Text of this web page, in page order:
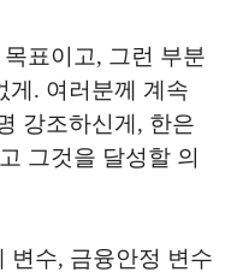
표이고, 그런 부분
게. 여러분께 계속
강조하신게, 한은
그것을 달성할 의
변수, 금융안정 변수